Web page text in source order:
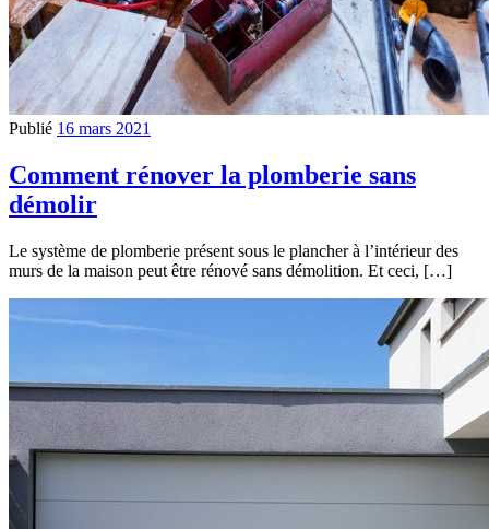
Publié 16 mars 2021
Comment rénover la plomberie sans
démolir
Le système de plomberie présent sous le plancher à l’intérieur des
murs de la maison peut être rénové sans démolition. Et ceci, […]